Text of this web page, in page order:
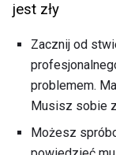
jest zły
Zacznij od
problemem.
Musisz sobie
Możesz